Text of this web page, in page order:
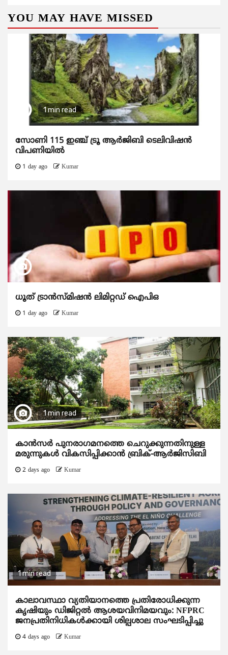
YOU MAY HAVE MISSED
1 min read
സോണി 115 ഇഞ്ച് ട്രൂ ആർജിബി ടെലിവിഷൻ
വിപണിയിൽ
1 day ago Kumar
ധൂത് ട്രാൻസ്മിഷൻ ലിമിറ്റഡ് ഐപിഒ
1 day ago Kumar
1 min read
കാന്‍സര്‍ പുനരാഗമനത്തെ ചെറുക്കുന്നതിനുള്ള
മരുന്നുകള്‍ വികസിപ്പിക്കാന്‍ ബ്രിക്-ആര്‍ജിസിബി
2 days ago Kumar
1 min read
കാലാവസ്ഥാ വ്യതിയാനത്തെ പ്രതിരോധിക്കുന്ന
കൃഷിയും ഡിജിറ്റൽ ആശയവിനിമയവും: NFPRC
ജനപ്രതിനിധികൾക്കായി ശില്പശാല സംഘടിപ്പിച്ചു
4 days ago Kumar